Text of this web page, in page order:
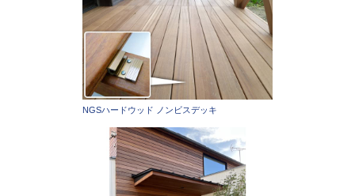
NGSハードウッド ノンビスデッキ